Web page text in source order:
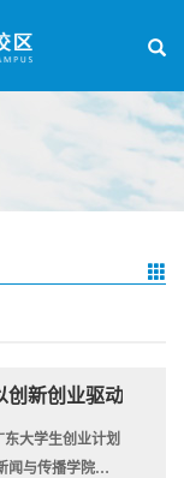
创新创业驱动大湾
大学生创业计划
闻与传播学院的